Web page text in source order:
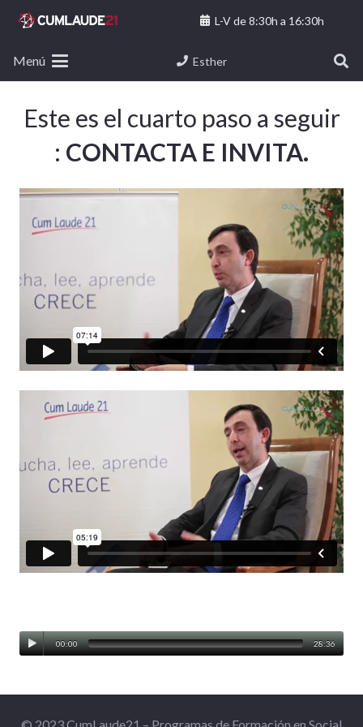
L-V de 8:30h a 16:30h
Menú Esther
Este es el cuarto paso a seguir
: CONTACTA E INVITA.
00:00 28:36